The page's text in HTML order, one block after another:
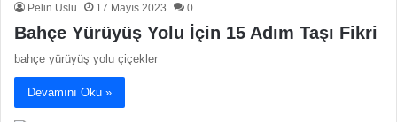
Pelin Uslu 17 Mayıs 2023 0
Bahçe Yürüyüş Yolu İçin 15 Adım Taşı Fikri
bahçe yürüyüş yolu çiçekler
Devamını Oku »